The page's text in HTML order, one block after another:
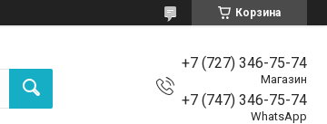
Корзина
+7 (727) 346-75-74
Магазин
+7 (747) 346-75-74
WhatsApp